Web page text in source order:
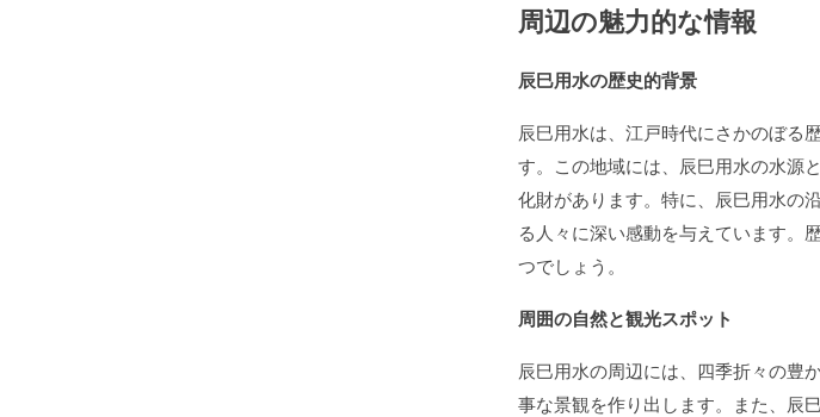
周辺の魅力的な情報
辰巳用水の歴史的背景
辰巳用水は、江戸時代にさかのぼる
す。この地域には、辰巳用水の水源
化財があります。特に、辰巳用水の
る人々に深い感動を与えています。
つでしょう。
周囲の自然と観光スポット
辰巳用水の周辺には、四季折々の豊
事な景観を作り出します。また、辰